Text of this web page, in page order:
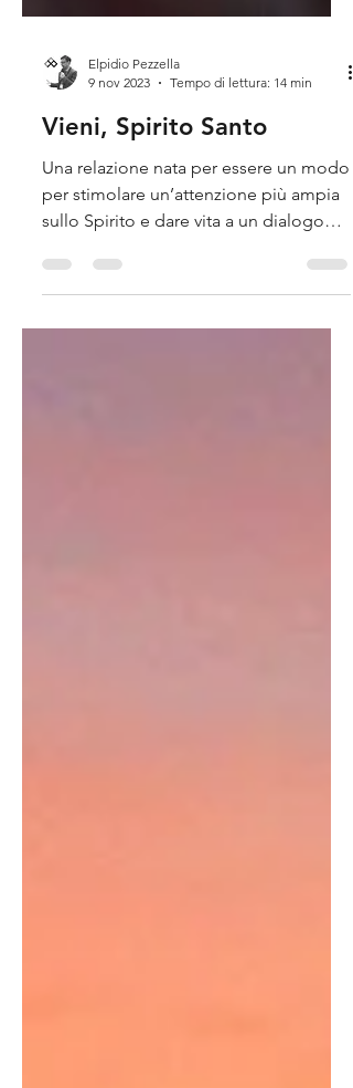
9 nov 2023
Tempo di lettura: 14 min
Vieni, Spirito Santo
Una relazione nata per essere un modo
per stimolare un’attenzione più ampia
sullo Spirito e dare vita a un dialogo